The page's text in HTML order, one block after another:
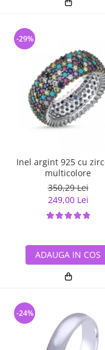
Inel argint 925 cu
multicolore
350,29 Lei
249,00 Lei
-29%
ADAUGA IN COS
-24%